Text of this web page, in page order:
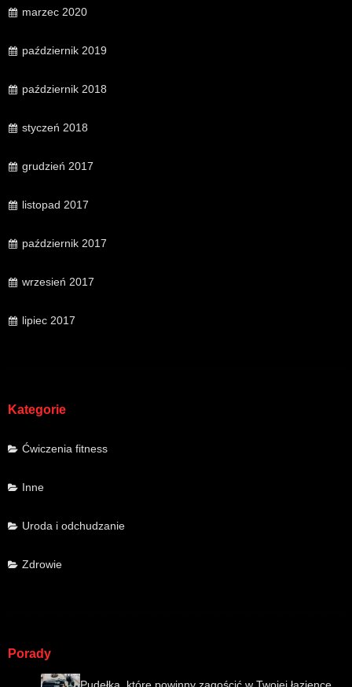
marzec 2020
październik 2019
październik 2018
styczeń 2018
grudzień 2017
listopad 2017
październik 2017
wrzesień 2017
lipiec 2017
Kategorie
Ćwiczenia fitness
Inne
Uroda i odchudzanie
Zdrowie
Porady